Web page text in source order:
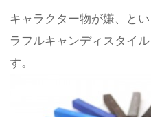
キャラクター物が嫌、と
ラフルキャンディスタイ
す。